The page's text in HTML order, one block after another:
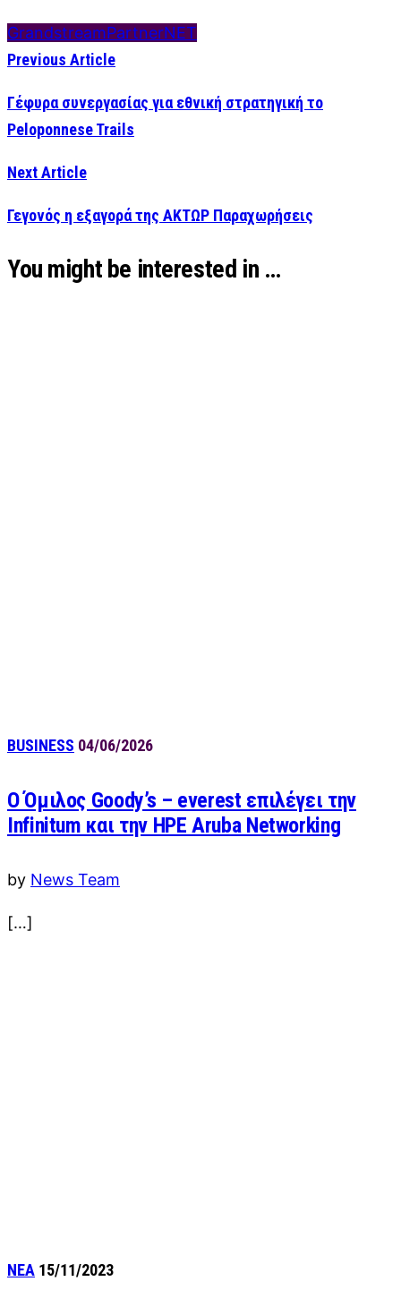
GrandstreamPartnerNET
Previous Article
Γέφυρα συνεργασίας για εθνική στρατηγική το
Peloponnese Trails
Next Article
Γεγονός η εξαγορά της ΑΚΤΩΡ Παραχωρήσεις
You might be interested in …
BUSINESS 04/06/2026
Ο Όμιλος Goody’s – everest επιλέγει την
Infinitum και την HPE Aruba Networking
by News Team
[…]
ΝΕΑ 15/11/2023